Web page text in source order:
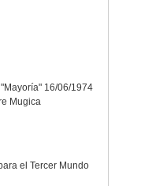
16/06/1974
Mugica
el Tercer Mundo